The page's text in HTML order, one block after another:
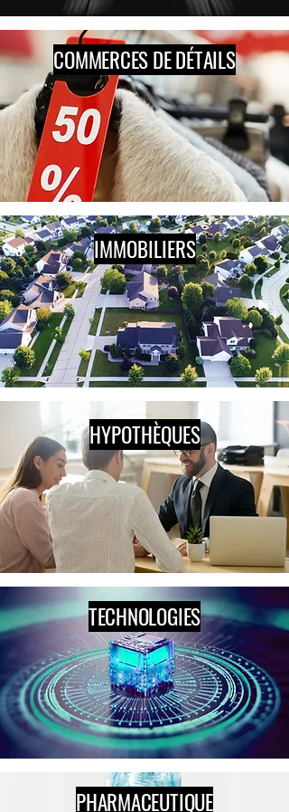
COMMERCES DE DÉTAILS
IMMOBILIERS
HYPOTHÈQUES
TECHNOLOGIES
PHARMACEUTIQUE